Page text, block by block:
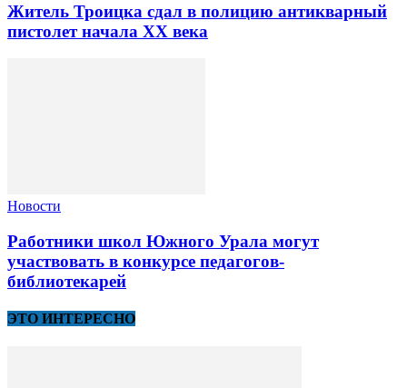
Житель Троицка сдал в полицию антикварный
пистолет начала XX века
Новости
Работники школ Южного Урала могут
участвовать в конкурсе педагогов-
библиотекарей
ЭТО ИНТЕРЕСНО